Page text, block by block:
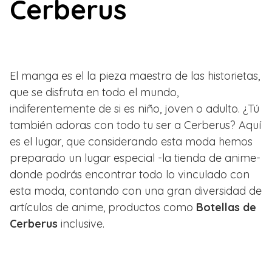
Cerberus
El manga es el la pieza maestra de las historietas,
que se disfruta en todo el mundo,
indiferentemente de si es niño, joven o adulto. ¿Tú
también adoras con todo tu ser a Cerberus? Aquí
es el lugar, que considerando esta moda hemos
preparado un lugar especial -la tienda de anime-
donde podrás encontrar todo lo vinculado con
esta moda, contando con una gran diversidad de
artículos de anime, productos como Botellas de
Cerberus inclusive.